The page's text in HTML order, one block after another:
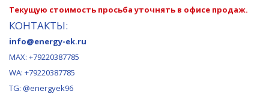
Текущую стоимость просьба уточнять в офисе продаж.
КОНТАКТЫ:
info@energy-ek.ru
MAX: +79220387785
WA: +79220387785
TG: @energyek96